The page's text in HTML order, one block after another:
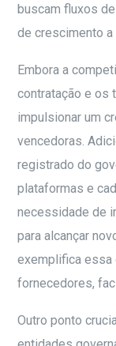
buscam fluxos
de crescimento a
Embora a
contratação e os
impulsionar um
vencedoras.
registrado do
plataformas e
necessidade de
para alcançar
exemplifica essa
fornecedores,
Outro ponto